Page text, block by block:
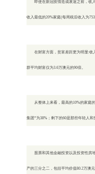
即使在新冠疫情造成衰退之前，收
收入最低的20%家庭(每周税后收入为753
在财富方面，贫富差距更为明显:收
群平均财富仅为3.6万澳元的90倍。
从整体上来看，最高的10%的家庭
集团”为38%；剩下的60是那些年轻人和
股票和其他金融投资以及投资性房
产的三分之二，包括平均价值80.2万澳